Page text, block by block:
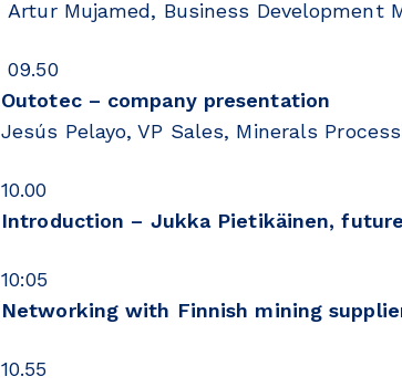
Artur Mujamed, Business Development
09.50
Outotec – company presentation
Jesús Pelayo, VP Sales, Minerals
10.00
Introduction – Jukka Pietikäinen,
10:05
Networking with Finnish mining
10.55